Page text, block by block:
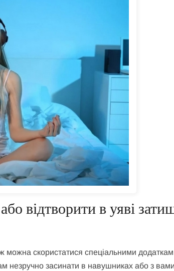
відтворити в уяві
скористатися спеціальними
незручно засинати в навушниках або з